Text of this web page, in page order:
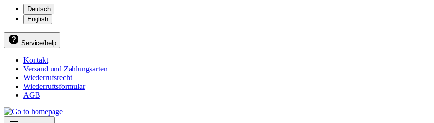
Deutsch
English
Service/help
Kontakt
Versand und Zahlungsarten
Wiederrufsrecht
Wiederruftsformular
AGB